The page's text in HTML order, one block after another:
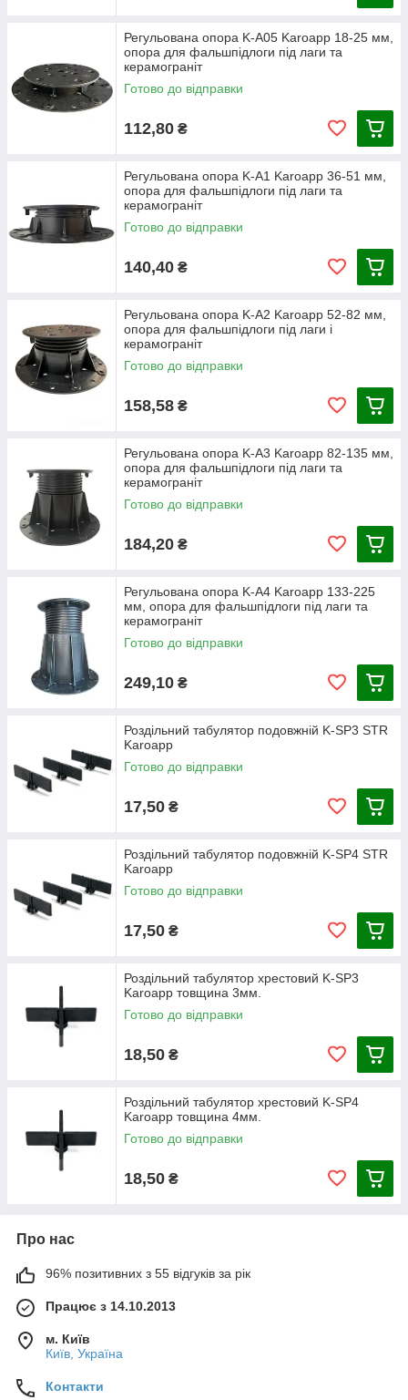
Регульована опора K-A05 Karoapp 18-25 мм,
опора для фальшпідлоги під лаги та
керамограніт
Готово до відправки
112,80 ₴
Регульована опора K-A1 Karoapp 36-51 мм,
опора для фальшпідлоги під лаги та
керамограніт
Готово до відправки
140,40 ₴
Регульована опора K-A2 Karoapp 52-82 мм,
опора для фальшпідлоги під лаги і
керамограніт
Готово до відправки
158,58 ₴
Регульована опора K-A3 Karoapp 82-135 мм,
опора для фальшпідлоги під лаги та
керамограніт
Готово до відправки
184,20 ₴
Регульована опора K-A4 Karoapp 133-225
мм, опора для фальшпідлоги під лаги та
керамограніт
Готово до відправки
249,10 ₴
Роздільний табулятор подовжній K-SP3 STR
Karoapp
Готово до відправки
17,50 ₴
Роздільний табулятор подовжній K-SP4 STR
Karoapp
Готово до відправки
17,50 ₴
Роздільний табулятор хрестовий K-SP3
Karoapp товщина 3мм.
Готово до відправки
18,50 ₴
Роздільний табулятор хрестовий K-SP4
Karoapp товщина 4мм.
Готово до відправки
18,50 ₴
Про нас
96% позитивних з 55 відгуків за рік
Працює з 14.10.2013
м. Київ
Київ, Україна
Контакти